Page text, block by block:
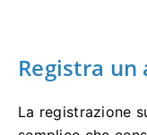
Registra un
La registrazione